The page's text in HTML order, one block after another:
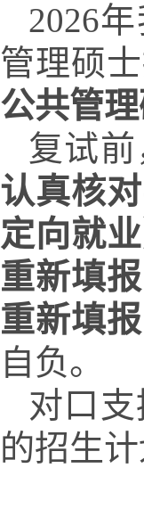
2026
管理硕
公共管
复试
认真核
定向就
重新填
重新填
自负。
对口
的招生计